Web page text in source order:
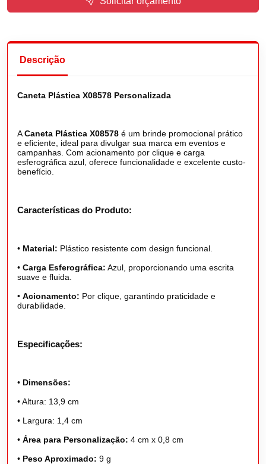
Descrição
Caneta Plástica X08578 Personalizada
ACaneta Plástica X08578 é um brinde promocional prático
e eficiente, ideal para divulgar sua marca em eventos e
campanhas. Com acionamento por clique e carga
esferográfica azul, oferece funcionalidade e excelente custo-
benefício.
Características do Produto:
• Material: Plástico resistente com design funcional.
• Carga Esferográfica: Azul, proporcionando uma escrita
suave e fluida.
• Acionamento: Por clique, garantindo praticidade e
durabilidade.
Especificações:
• Dimensões:
•Altura: 13,9 cm
• Largura: 1,4 cm
• Área para Personalização: 4 cm x 0,8 cm
• Peso Aproximado: 9 g